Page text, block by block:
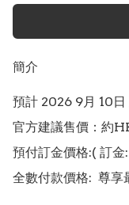
簡介
預計 2026 9月 10日
官方建議售價：約
預付訂金價格:( 訂
全數付款價格:  尊享